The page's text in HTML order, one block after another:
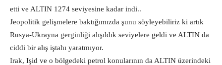
etti ve ALTIN 1274 seviyesine kadar indi..
Jeopolitik gelişmelere baktığımızda şunu söyleyebiliriz ki artık
Rusya-Ukrayna gerginliği alışıldık seviyelere geldi ve ALTIN da
ciddi bir alış iştahı yaratmıyor.
Irak, Işid ve o bölgedeki petrol konularının da ALTIN üzerindeki